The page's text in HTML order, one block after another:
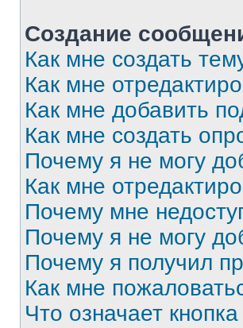
Создание
Как мне создать
Как мне
Как мне добавить
Как мне создать
Почему я не могу
Как мне
Почему мне
Почему я не могу
Почему я получил
Как мне
Что означает